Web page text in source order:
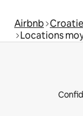
Airbnb Croatie
Locations